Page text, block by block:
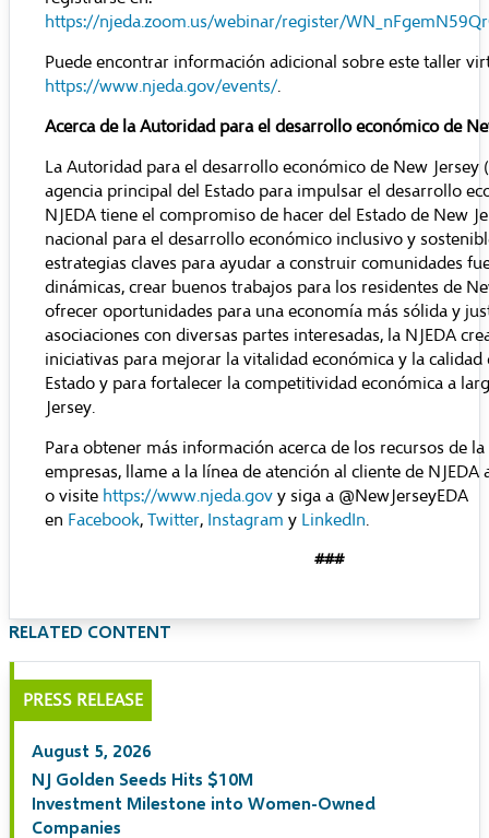
https://njeda.zoom.us/webinar/register/
Puede encontrar información adicional sobre este taller
https://www.njeda.gov/events/.
Acerca de la Autoridad para el desarrollo económico de
La Autoridad para el desarrollo económico de New Jersey
agencia principal del Estado para impulsar el desarrollo
NJEDA tiene el compromiso de hacer del Estado de New
nacional para el desarrollo económico inclusivo y
estrategias claves para ayudar a construir comunidades
dinámicas, crear buenos trabajos para los residentes de
ofrecer oportunidades para una economía más sólida y
asociaciones con diversas partes interesadas, la NJEDA
iniciativas para mejorar la vitalidad económica y la calidad
Estado y para fortalecer la competitividad económica a
Jersey.
Para obtener más información acerca de los recursos de la
empresas, llame a la línea de atención al cliente de
o visite https://www.njeda.gov y siga a @NewJerseyEDA
en Facebook, Twitter, Instagram y LinkedIn.
###
RELATED CONTENT
PRESS RELEASE
August 5, 2026
NJ Golden Seeds Hits $10M
Investment Milestone into Women-Owned
Companies